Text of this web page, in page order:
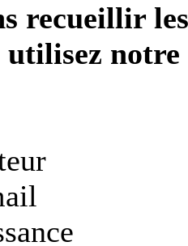
recueillir
utilisez notre